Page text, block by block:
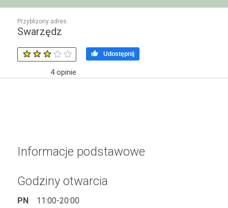
Przybliżony adres:
Swarzędz
4opinie
 Udostępnij
Informacje podstawowe
Godziny otwarcia
PN
11:00-20:00